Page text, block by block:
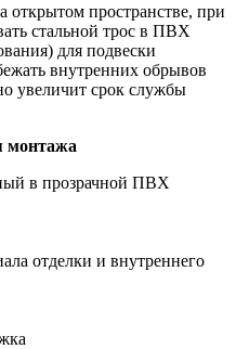
открытом пространстве, при
стальной трос в ПВХ
для подвески
внутренних обрывов
увеличит срок службы
монтажа
в прозрачной ПВХ
отделки и внутреннего